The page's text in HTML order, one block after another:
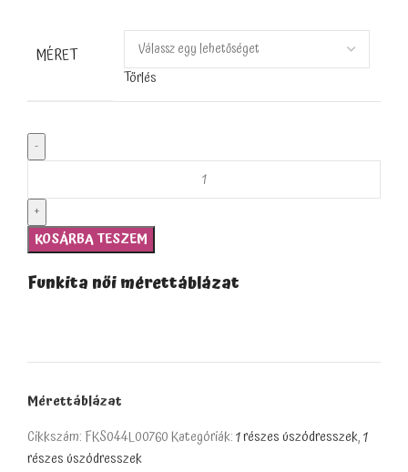
MÉRET
Törlés
KOSÁRBA TESZEM
Funkita női mérettáblázat
Mérettáblázat
Cikkszám: FKS044L00760Kategóriák:1 részes úszódresszek,1
részes úszódresszek